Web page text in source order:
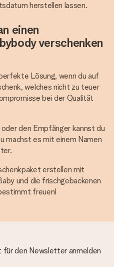
herstellen lassen.
einen
verschenken
Lösung, wenn du auf
welches nicht zu teuer
bei der Qualität
den Empfänger kannst du
machst es mit einem Namen
erstellen mit
und die frischgebackenen
freuen!
den Newsletter anmelden